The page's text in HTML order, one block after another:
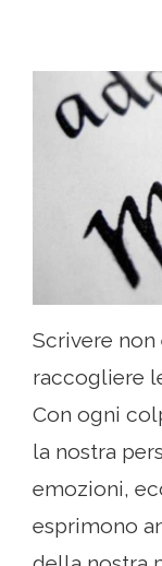
Scrivere
raccogliere
Con ogni
la nostra
emozioni,
esprimono